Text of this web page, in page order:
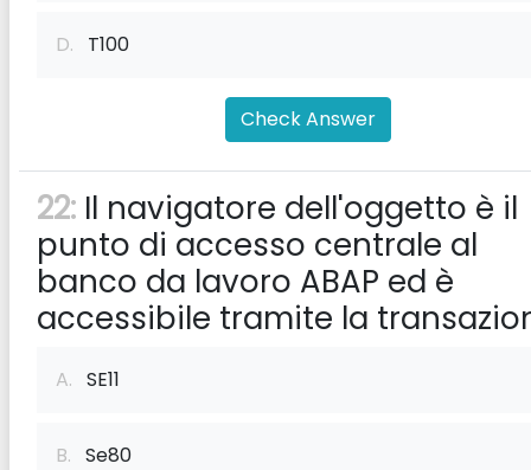
D. T100
Check Answer
22: Il navigatore dell'oggetto è il
punto di accesso centrale al
banco da lavoro ABAP ed è
accessibile tramite la
A. SE11
B. Se80